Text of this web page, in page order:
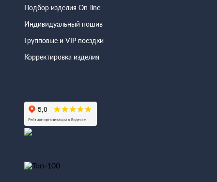
Подбор изделия On-line
Индивидуальный пошив
Групповые и VIP поездки
Корректировка изделия